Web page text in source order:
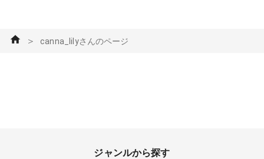
＞ canna_lilyさんのページ
ジャンルから探す